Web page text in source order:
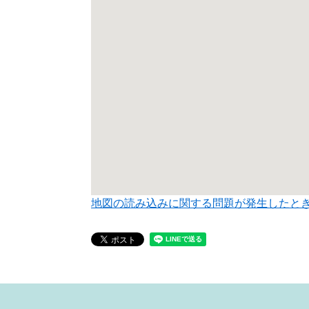
地図の読み込みに関する問題が発生したと